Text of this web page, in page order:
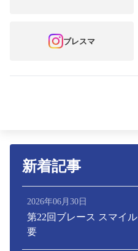
ブレスマ
新着記事
2026年06月30日
第22回ブレース スマイ
要